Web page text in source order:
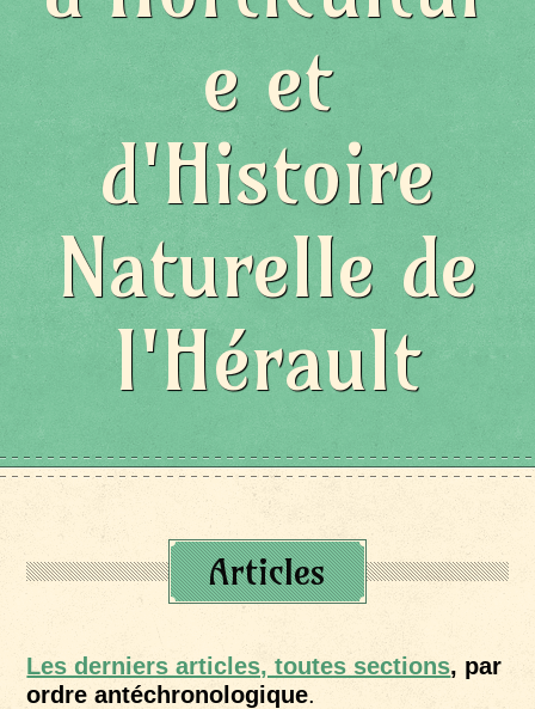
e et
d'Histoire
Naturelle de
l'Hérault
Articles
Les derniers articles, toutes sections, par
ordre antéchronologique.